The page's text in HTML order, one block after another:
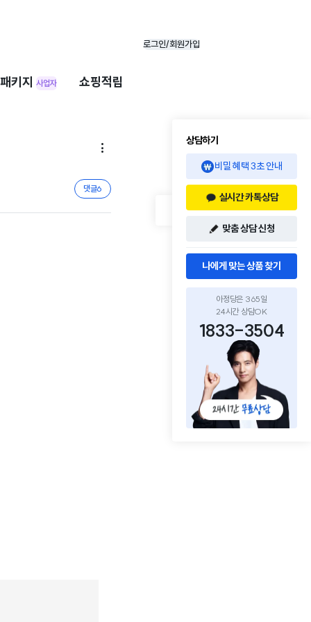
로그인/회원가입
키지 사업자 쇼핑적립

댓글6
상담하기
비밀 혜택 3초 안내
실시간 카톡상담
맞춤 상담 신청
나에게 맞는 상품 찾기
아정당은 365일
24시간 상담OK
1833-3504